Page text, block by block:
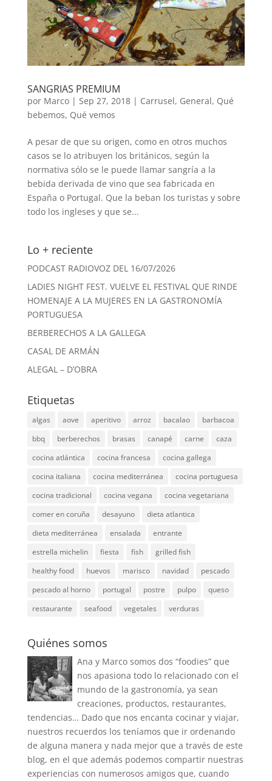
SANGRIAS PREMIUM
por Marco| Sep 27, 2018| Carrusel, General, Qué
bebemos, Qué vemos
A pesar de que su origen, como en otros muchos
casos se lo atribuyen los británicos, según la
normativa sólo se le puede llamar sangría a la
bebida derivada de vino que sea fabricada en
España o Portugal. Que la beban los turistas y sobre
todo los ingleses y que se...
Lo + reciente
PODCAST RADIOVOZ DEL 16/07/2026
LADIES NIGHT FEST. VUELVE EL FESTIVAL QUE RINDE
HOMENAJE A LA MUJERES EN LA GASTRONOMÍA
PORTUGUESA
BERBERECHOS A LA GALLEGA
CASAL DE ARMÁN
ALEGAL – D’OBRA
Etiquetas
algas aove aperitivo arroz bacalao
barbacoa
bbq
berberechos brasas canapé carne
caza
cocina atlántica
cocina francesa
cocina gallega
cocina italiana
cocina mediterránea
cocina portuguesa
cocina tradicional
cocina vegana
cocina vegetariana
comer en coruña
desayuno
dieta atlantica
dieta mediterránea
ensalada
entrante
estrella michelin
fiesta fish
grilled fish
healthy food
huevos marisco navidad
pescado
pescado al horno
portugal postre pulpo
queso
restaurante
seafood vegetales verduras
Quiénes somos
Ana y Marco somos dos “foodies” que
nos apasiona todo lo relacionado con el
mundo de la gastronomía, ya sean
creaciones, productos, restaurantes,
tendencias… Dado que nos encanta cocinar y viajar,
nuestros recuerdos los teníamos que ir ordenando
de alguna manera y nada mejor que a través de este
blog, en el que además podemos compartir nuestras
experiencias con numerosos amigos que, cuando